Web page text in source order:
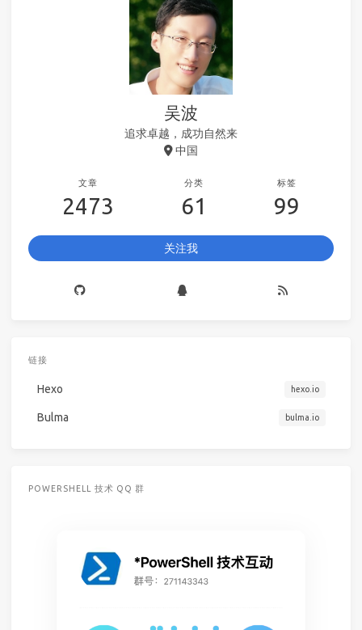
吴波
追求卓越，成功自然来
中国
文章
2473
分类
61
标签
99
关注我
链接
Hexo hexo.io
Bulma bulma.io
POWERSHELL 技术 QQ 群